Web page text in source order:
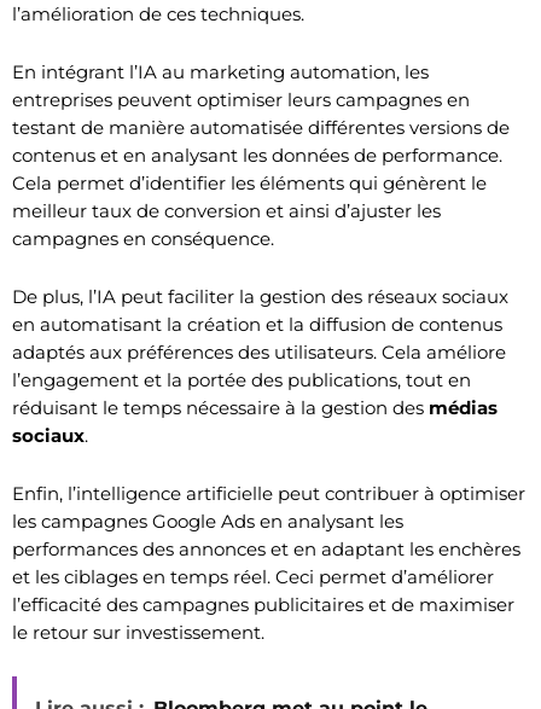
l’amélioration de ces techniques.
En intégrant l’IA au marketing automation, les
entreprises peuvent optimiser leurs campagnes en
testant de manière automatisée différentes versions de
contenus et en analysant les données de performance.
Cela permet d’identifier les éléments qui génèrent le
meilleur taux de conversion et ainsi d’ajuster les
campagnes en conséquence.
De plus, l’IA peut faciliter la gestion des réseaux sociaux
en automatisant la création et la diffusion de contenus
adaptés aux préférences des utilisateurs. Cela améliore
l’engagement et la portée des publications, tout en
réduisant le temps nécessaire à la gestion des médias
sociaux.
Enfin, l’intelligence artificielle peut contribuer à optimiser
les campagnes Google Ads en analysant les
performances des annonces et en adaptant les enchères
et les ciblages en temps réel. Ceci permet d’améliorer
l’efficacité des campagnes publicitaires et de maximiser
le retour sur investissement.